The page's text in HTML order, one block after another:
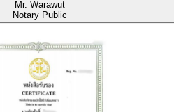
Mr. Warawut
Notary Public